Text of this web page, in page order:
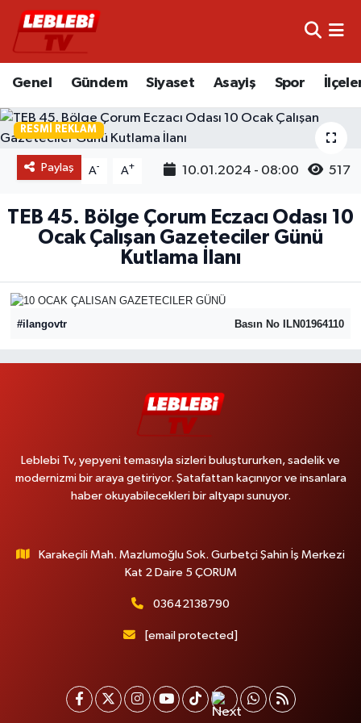
Genel Gündem Siyaset Asayiş Spor
RESMI REKLAM
Paylaş A- A+ 10.01.2024 - 08:00 517
TEB 45. Bölge Çorum Eczacı Odası 10
Ocak Çalışan Gazeteciler Günü
Kutlama İlanı
#ilangovtr Basın No ILN01964110
Leblebi Tv, yepyeni temasıyla sizleri buluştururken, sadelik ve
modernizmi bir araya getiriyor. Şatafattan kaçınıyor ve insanlara
haber okuyabilecekleri bir altyapı sunuyor.
Karakeçili Mah. Mazlumoğlu Sok. Gurbetçi Şahin İş Merkezi
Kat 2 Daire 5 ÇORUM
03642138790
[email protected]
Hava Durumu
Trafik Durumu
Süper Lig Puan Durumu ve Fikstür
Tüm Manşetler
Son Dakika Haberleri
Haber Arşivi